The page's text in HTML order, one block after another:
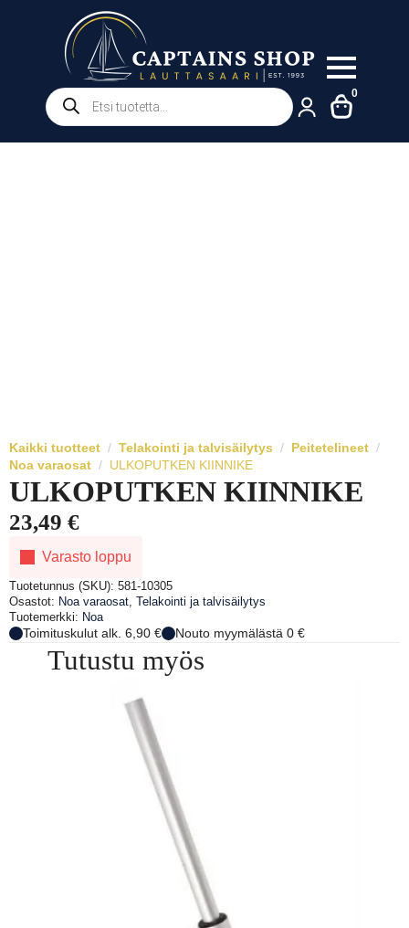
Products
search
0
Kaikki tuotteet Telakointi ja talvisäilytys
Peitetelineet
Noa varaosat
ULKOPUTKEN KIINNIKE
ULKOPUTKEN KIINNIKE
23,49 €
Varasto loppu
Tuotetunnus (SKU): 581-10305
Osastot: Noa varaosat, Telakointi ja talvisäilytys
Tuotemerkki: Noa
Toimituskulut alk. 6,90 € Nouto myymälästä 0 €
Tutustu myös